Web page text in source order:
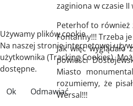
zaginiona w czasie
Peterhof to również
Fontanny!!! Trzeba
Jak więc
powieści
Miasto
rozumiemy, że
Wersal!!!
Używamy plików cookie
Na naszej stronie internetowej
użytkownika (Tracking Cookies).
dostępne.
Ok
Odmawiać